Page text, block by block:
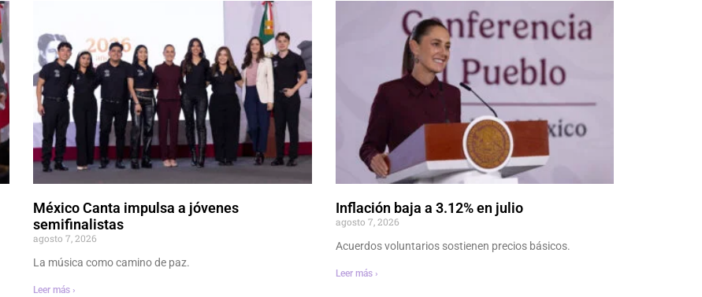
México Canta impulsa a jóvenes
semifinalistas
agosto 7, 2026
La música como camino de paz.
Leer más ›
Inflación baja a 3.12% en julio
agosto 7, 2026
Acuerdos voluntarios sostienen precios básicos.
Leer más ›